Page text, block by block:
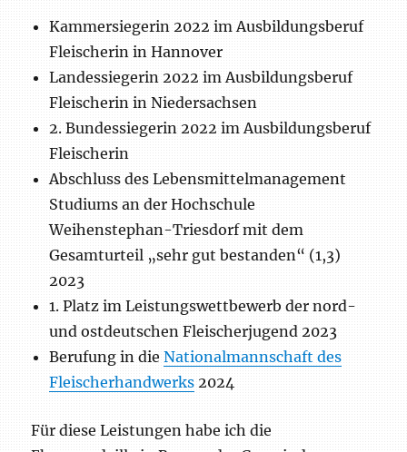
Kammersiegerin 2022 im Ausbildungsberuf
Fleischerin in Hannover
Landessiegerin 2022 im Ausbildungsberuf
Fleischerin in Niedersachsen
2. Bundessiegerin 2022 im Ausbildungsberuf
Fleischerin
Abschluss des Lebensmittelmanagement
Studiums an der Hochschule
Weihenstephan-Triesdorf mit dem
Gesamturteil „sehr gut bestanden“ (1,3)
2023
1. Platz im Leistungswettbewerb der nord-
und ostdeutschen Fleischerjugend 2023
Berufung in dieNationalmannschaft des
Fleischerhandwerks 2024
Für diese Leistungen habe ich die